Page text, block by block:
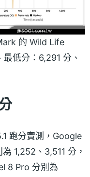
的 Wild Life
低分：6,291 分、
跑分實測，Google
1,252、3,511 分，
8 Pro 分別為